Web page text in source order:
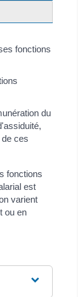
fonctions
du
ces
fonctions
est
varient
ou en